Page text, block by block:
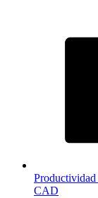
Productividad
CAD